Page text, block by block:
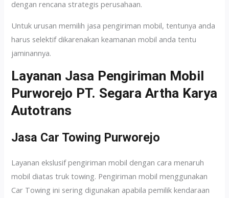
dengan rencana strategis perusahaan.
Untuk urusan memilih jasa pengiriman mobil, tentunya anda
harus selektif dikarenakan keamanan mobil anda tentu
jaminannya.
Layanan Jasa Pengiriman Mobil
Purworejo PT. Segara Artha Karya
Autotrans
Jasa Car Towing Purworejo
Layanan ekslusif pengiriman mobil dengan cara menaruh
mobil diatas truk towing. Pengiriman mobil menggunakan
Car Towing ini sering digunakan apabila pemilik kendaraan